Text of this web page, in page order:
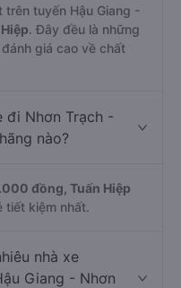
trên tuyến Hậu Giang -
. Đây đều là những
giá cao về chất
đi Nhơn Trạch -
nào?
đồng, Tuấn Hiệp
tiết kiệm nhất.
nhà xe
Giang - Nhơn